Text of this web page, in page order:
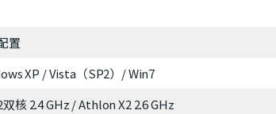
置
XP / Vista（SP2）/ Win7
核 2.4 GHz / Athlon X2 2.6 GHz